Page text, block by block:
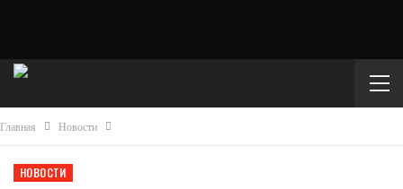
Главная Новости
НОВОСТИ